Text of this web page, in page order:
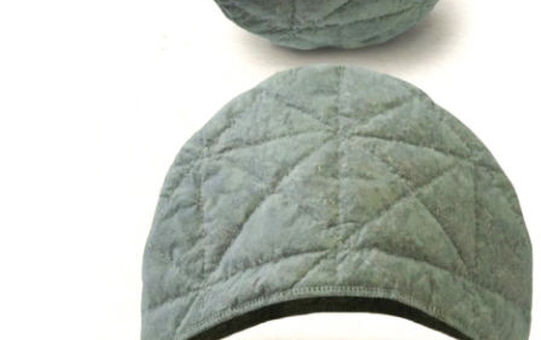
Комплектующие и запчасти
Аудио/Акустика
Освещение
Дерево для бани
Плитка из камня
Helo
WDT
Schiedel
Craft
Maestro
ProConHealth